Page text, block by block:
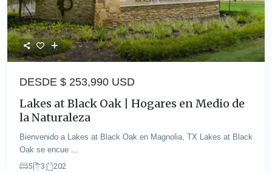
DESDE $ 253,990 USD
Lakes at Black Oak | Hogares en Medio de
la Naturaleza
Bienvenido a Lakes at Black Oak en Magnolia, TX Lakes at Black
Oak se encue
5
3 202